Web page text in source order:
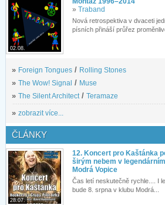
02.08.
» Traband
Nová retrospektiva v dvaceti
písních přináší průřez
» Foreign Tongues / Rolling Stones
» The Wow! Signal / Muse
» The Silent Architect/ Teramaze
» zobrazit více...
ČLÁNKY
28.07.
12. Koncert pro Kaštánka
širým nebem v
Modrá Vopice
Čas letí neskutečně rychle.... I
bude 8. srpna v klubu Modrá...